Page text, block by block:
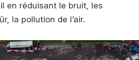
en réduisant le bruit, les
la pollution de l’air.